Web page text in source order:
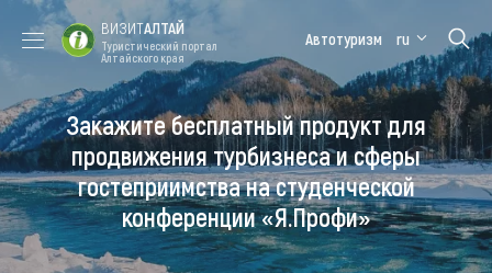
Форум VISIT
ALTAI
Цветение
маральника
Медицинский
форум
Алтайская
зимовка
Туры
Где побывать
ВИЗИТАЛТАЙ
Туристический портал
Алтайского края
Автотуризм ru
Закажите бесплатный продукт для
продвижения турбизнеса и сферы
гостеприимства на студенческой
конференции «Я.Профи»